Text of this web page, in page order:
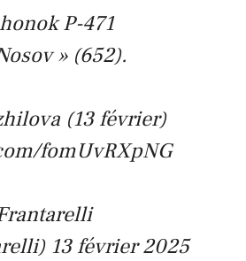
P-471
» (652).
(13 février)
fomUvRXpNG
13 février 2025